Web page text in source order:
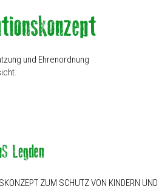
und Ehrenordnung
ZUM SCHUTZ VON KINDERN UND